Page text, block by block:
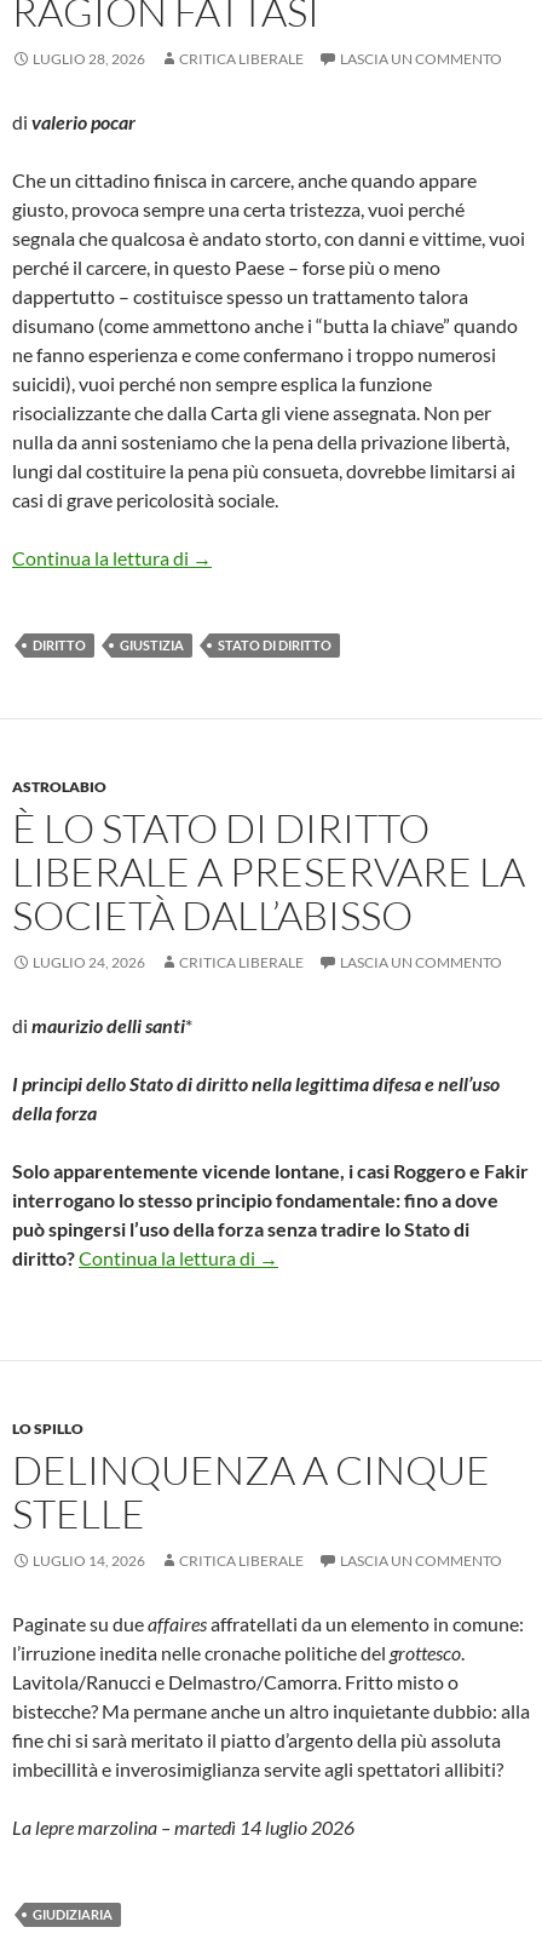
RAGION FATTASI
LUGLIO 28, 2026 CRITICA LIBERALE LASCIA UN COMMENTO
di valerio pocar
Che un cittadino finisca in carcere, anche quando appare
giusto, provoca sempre una certa tristezza, vuoi perché
segnala che qualcosa è andato storto, con danni e vittime, vuoi
perché il carcere, in questo Paese – forse più o meno
dappertutto – costituisce spesso un trattamento talora
disumano (come ammettono anche i “butta la chiave” quando
ne fanno esperienza e come confermano i troppo numerosi
suicidi), vuoi perché non sempre esplica la funzione
risocializzante che dalla Carta gli viene assegnata. Non per
nulla da anni sosteniamo che la pena della privazione libertà,
lungi dal costituire la pena più consueta, dovrebbe limitarsi ai
casi di grave pericolosità sociale.
Continua la lettura di RAGION FATTASI
→
DIRITTO GIUSTIZIA STATO DI DIRITTO
ASTROLABIO
È LO STATO DI DIRITTO
LIBERALE A PRESERVARE LA
SOCIETÀ DALL’ABISSO
LUGLIO 24, 2026 CRITICA LIBERALE LASCIA UN COMMENTO
di maurizio delli santi*
I principi dello Stato di diritto nella legittima difesa e nell’uso
della forza
Solo apparentemente vicende lontane, i casi Roggero e Fakir
interrogano lo stesso principio fondamentale: fino a dove
può spingersi l’uso della forza senza tradire lo Stato di
diritto?Continua la lettura di È LO STATO DI DIRITTO
→
LO SPILLO
DELINQUENZA A CINQUE
STELLE
LUGLIO 14, 2026 CRITICA LIBERALE LASCIA UN COMMENTO
Paginate su dueaffairesaffratellati da un elemento in comune:
l’irruzione inedita nelle cronache politiche del grottesco
Lavitola/Ranucci e Delmastro/Camorra. Fritto misto o
bistecche? Ma permane anche un altro inquietante dubbio: alla
fine chi si sarà meritato il piatto d’argento della più assoluta
imbecillità e inverosimiglianza servite agli spettatori allibiti?
La lepre marzolina – martedì 14 luglio 2026
GIUDIZIARIA